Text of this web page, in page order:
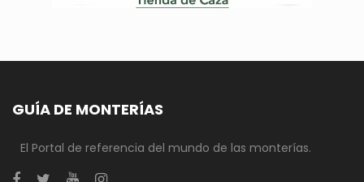
GUÍA DE MONTERÍAS
El Portal de referencia del mundo de las monterías.